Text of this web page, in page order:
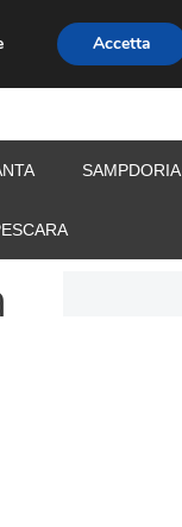
CALCIOMERCATO
SAMPDORIA
Accetta